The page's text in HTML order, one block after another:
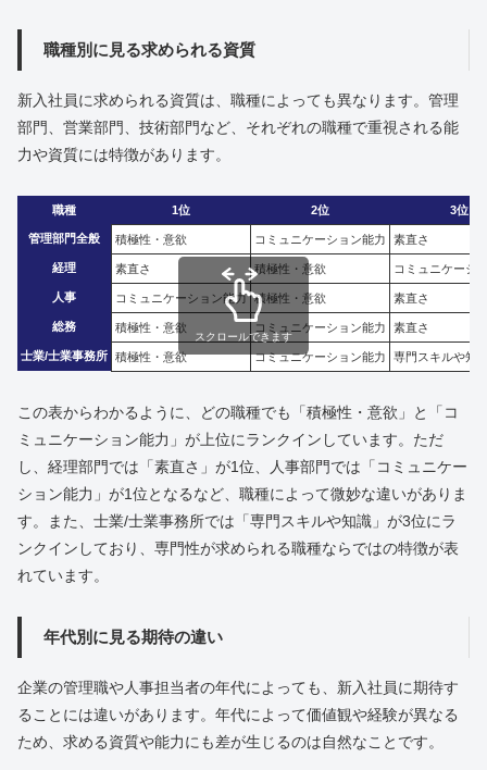
職種別に見る求められる資質
新入社員に求められる資質は、職種によっても異なります。管理
部門、営業部門、技術部門など、それぞれの職種で重視される能
力や資質には特徴があります。
職種 1位 2位 3位
管理部門全般 積極性・意欲 コミュニケーション能力 素直さ
経理 素直さ 積極性・意欲 コミュニケーシ
人事 コミュニケーション能力 積極性・意欲 素直さ
総務 積極性・意欲 コミュニケーション能力 素直さ
士業/士業事務所 積極性・意欲 コミュニケーション能力 専門スキルや知
スクロールできます
この表からわかるように、どの職種でも「積極性・意欲」と「コ
ミュニケーション能力」が上位にランクインしています。ただ
し、経理部門では「素直さ」が1位、人事部門では「コミュニケー
ション能力」が1位となるなど、職種によって微妙な違いがありま
す。また、士業/士業事務所では「専門スキルや知識」が3位にラ
ンクインしており、専門性が求められる職種ならではの特徴が表
れています。
年代別に見る期待の違い
企業の管理職や人事担当者の年代によっても、新入社員に期待す
ることには違いがあります。年代によって価値観や経験が異なる
ため、求める資質や能力にも差が生じるのは自然なことです。